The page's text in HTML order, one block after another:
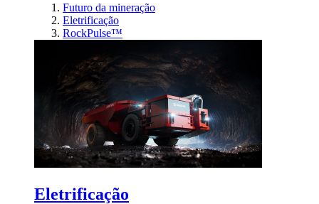
Futuro da mineração
Eletrificação
RockPulse™
Eletrificação